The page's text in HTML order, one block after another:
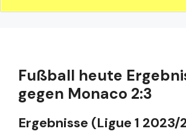
Fußball heute
gegen Monaco 2:3
Ergebnisse (Ligue 1